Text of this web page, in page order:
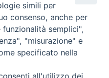
i diritti riservati - Vita
simili per
consenso, anche per
semplici",
"misurazione" e
specificato nella